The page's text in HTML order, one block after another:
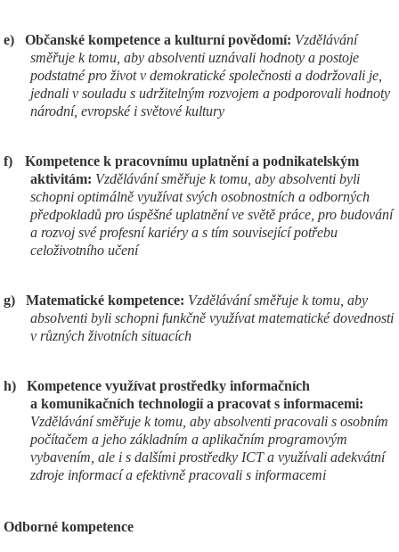
e) Občanské kompetence a kulturní povědomí: Vzdělávání
směřuje k tomu, aby absolventi uznávali hodnoty a postoje
podstatné pro život v demokratické společnosti a dodržovali je,
jednali v souladu s udržitelným rozvojem a podporovali hodnoty
národní, evropské i světové kultury
f)
Kompetence k pracovnímu uplatnění a podnikatelským
aktivitám: Vzdělávání směřuje k tomu, aby absolventi byli
schopni optimálně využívat svých osobnostních a odborných
předpokladů pro úspěšné uplatnění ve světě práce, pro budování
a rozvoj své profesní kariéry a s tím související potřebu
celoživotního učení
g) Matematické kompetence: Vzdělávání směřuje k tomu, aby
absolventi byli schopni funkčně využívat matematické dovednosti
v různých životních situacích
h)
Kompetence využívat prostředky informačních
a komunikačních technologií a pracovat s informacemi:
Vzdělávání směřuje k tomu, aby absolventi pracovali s osobním
počítačem a jeho základním a aplikačním programovým
vybavením, ale i s dalšími prostředky ICT a využívali adekvátní
zdroje informací a efektivně pracovali s informacemi
Odborné kompetence